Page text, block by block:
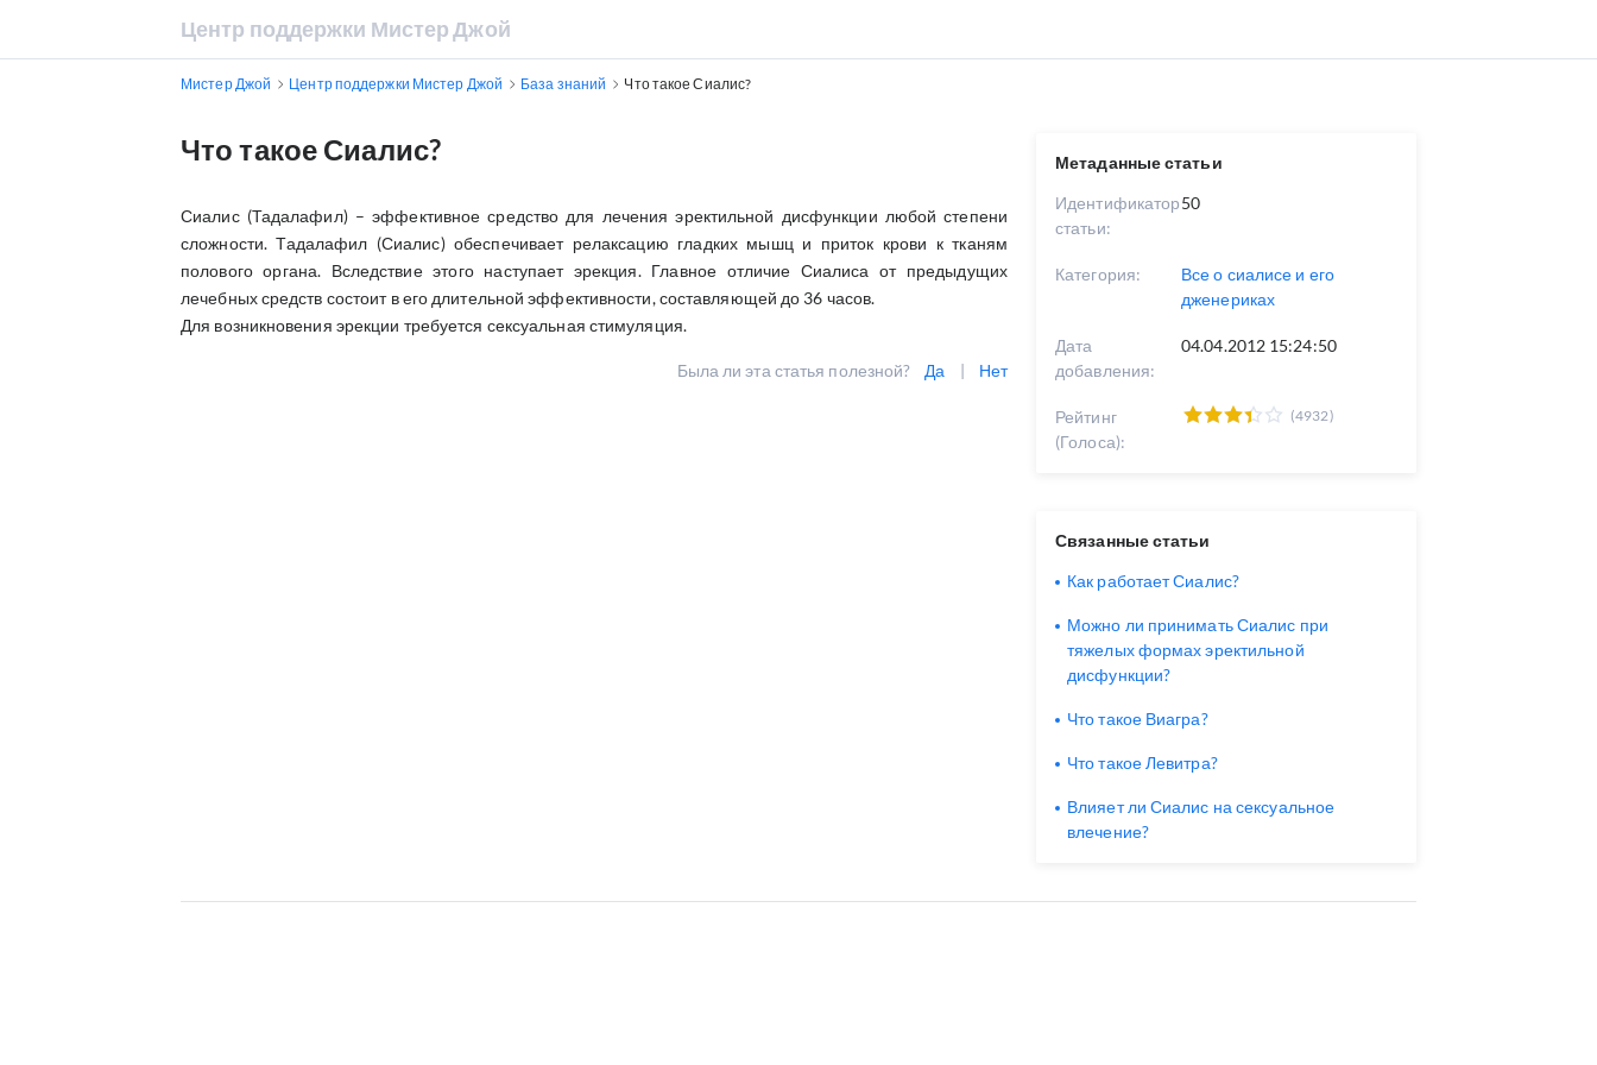
Центр поддержки Мистер Джой
Мистер Джой Центр поддержки Мистер Джой База знаний Что такое Сиалис?
Что такое Сиалис?
Сиалис (Тадалафил) – эффективное средство для лечения эректильной дисфункции любой степени
сложности. Тадалафил (Сиалис) обеспечивает релаксацию гладких мышц и приток крови к тканям
полового органа. Вследствие этого наступает эрекция. Главное отличие Сиалиса от предыдущих
лечебных средств состоит в его длительной эффективности, составляющей до 36 часов.
Для возникновения эрекции требуется сексуальная стимуляция.
Была ли эта статья полезной? Да | Нет
Метаданные статьи
Идентификатор
статьи:
50
Категория:
Все о сиалисе и его
дженериках
Дата
добавления:
04.04.2012 15:24:50
Рейтинг
(Голоса):
(4932)
Связанные статьи
Как работает Сиалис?
Можно ли принимать Сиалис при
тяжелых формах эректильной
дисфункции?
Что такое Виагра?
Что такое Левитра?
Влияет ли Сиалис на сексуальное
влечение?